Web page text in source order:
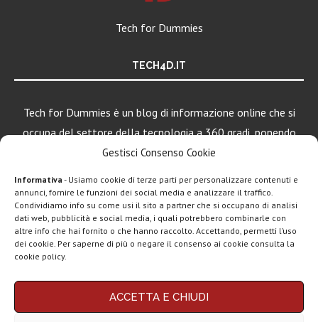
Gestisci Consenso Cookie
Informativa - Usiamo cookie di terze parti per personalizzare contenuti e
annunci, fornire le funzioni dei social media e analizzare il traffico.
Condividiamo info su come usi il sito a partner che si occupano di analisi
dati web, pubblicità e social media, i quali potrebbero combinarle con
altre info che hai fornito o che hanno raccolto. Accettando, permetti l’uso
dei cookie. Per saperne di più o negare il consenso ai cookie consulta la
cookie policy.
ACCETTA E CHIUDI
Tech for Dummies
TECH4D.IT
Tech for Dummies è un blog di informazione online che si
occupa del settore della tecnologia a 360 gradi, ponendo
una particolare attenzione al mondo Android, Apple e
Chi siamo Contatti Disclaimer Privacy policy
LEGGI ANCHE
Google lancia
Search Live con
Rassegna stampa